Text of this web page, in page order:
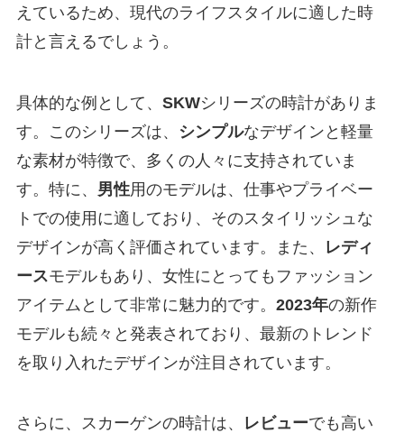
えているため、現代のライフスタイルに適した時
計と言えるでしょう。
具体的な例として、 SKWシリーズの時計がありま
す。このシリーズは、
シンプルなデザインと軽量
な素材が特徴で、多くの人々に支持されていま
す。特に、 男性用のモデルは、仕事やプライベー
トでの使用に適しており、そのスタイリッシュな
デザインが高く評価されています。また、
レディ
ースモデルもあり、女性にとってもファッション
アイテムとして非常に魅力的です。 2023年の新作
モデルも続々と発表されており、最新のトレンド
を取り入れたデザインが注目されています。
さらに、スカーゲンの時計は、 レビューでも高い